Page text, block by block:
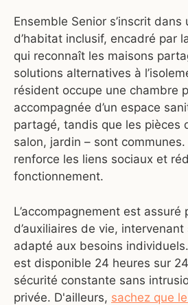
Ensemble Senior s’inscrit dans
d’habitat inclusif, encadré par
qui reconnaît les maisons
solutions alternatives à
résident occupe une chambre
accompagnée d’un espace
partagé, tandis que les pièces
salon, jardin – sont
renforce les liens sociaux et
fonctionnement.
L’accompagnement est assuré
d’auxiliaires de vie,
adapté aux besoins
est disponible 24 heures sur
sécurité constante sans
privée. D'ailleurs, sachez que